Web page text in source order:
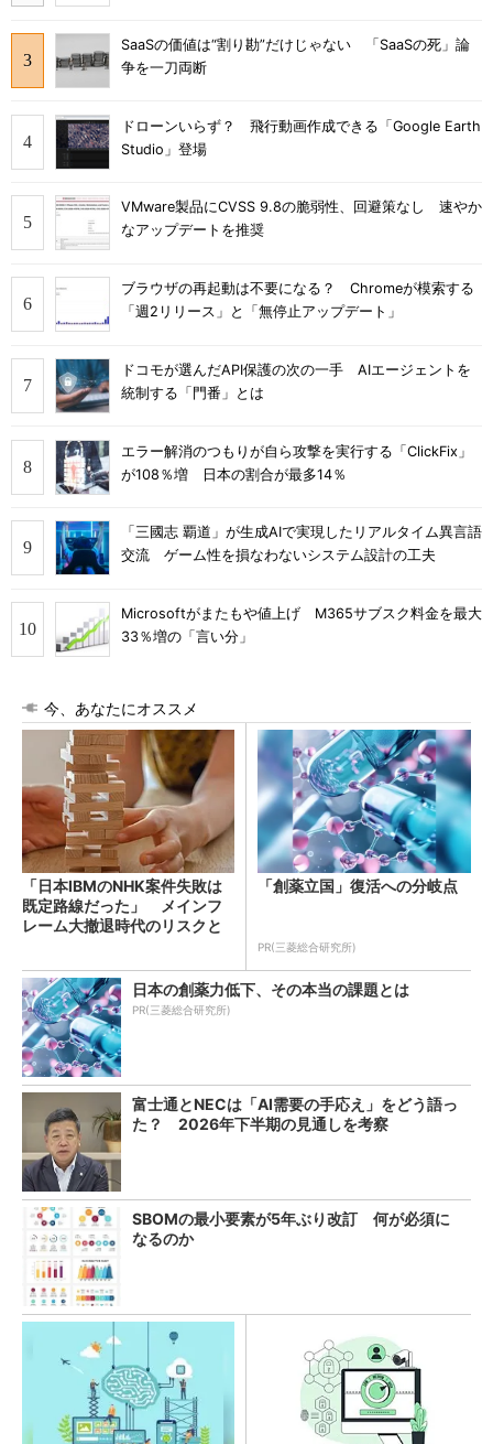
SaaSの価値は“割り勘”だけじゃない 「SaaSの死」論
争を一刀両断
ドローンいらず？ 飛行動画作成できる「Google Earth
Studio」登場
VMware製品にCVSS 9.8の脆弱性、回避策なし 速やか
なアップデートを推奨
ブラウザの再起動は不要になる？ Chromeが模索する
「週2リリース」と「無停止アップデート」
ドコモが選んだAPI保護の次の一手 AIエージェントを
統制する「門番」とは
エラー解消のつもりが自ら攻撃を実行する「ClickFix」
が108％増 日本の割合が最多14％
「三國志 覇道」が生成AIで実現したリアルタイム異言語
交流 ゲーム性を損なわないシステム設計の工夫
Microsoftがまたもや値上げ M365サブスク料金を最大
33％増の「言い分」
今、あなたにオススメ
「日本IBMのNHK案件失敗は
既定路線だった」 メインフ
レーム大撤退時代のリスクと
「創薬立国」復活への分岐点
PR(三菱総合研究所)
日本の創薬力低下、その本当の課題とは
PR(三菱総合研究所)
富士通とNECは「AI需要の手応え」をどう語っ
た？ 2026年下半期の見通しを考察
SBOMの最小要素が5年ぶり改訂 何が必須に
なるのか